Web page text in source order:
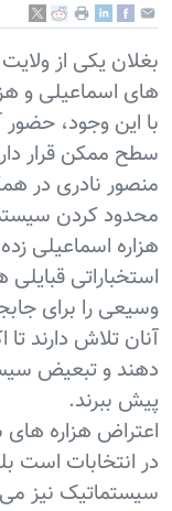
بغلان یکی از
های اسماعیلی و
با این وجود، حضور
سطح ممکن قرار
منصور نادری در
محدود کردن
هزاره اسماعیلی
استخباراتی
وسیعی را برای
آنان تلاش دارند
دهند و تبعیض
پیش ببرند.
اعتراض هزاره
در انتخابات است
سیستماتیک نیز